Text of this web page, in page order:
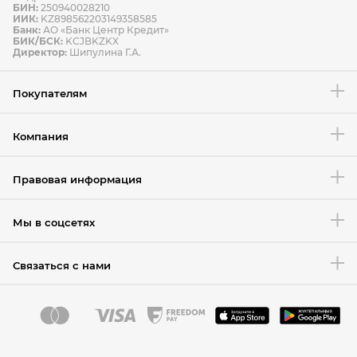
Условия возврата товара
БИН: 250940028210
ИИК: KZ898562203149358585
Банк: АО «Банк Центр Кредит»
БИК/БСК: KCJBKZKX
Директор: Шипулина Г.А.
Покупателям
Компания
Правовая информация
Мы в соцсетях
Связаться с нами